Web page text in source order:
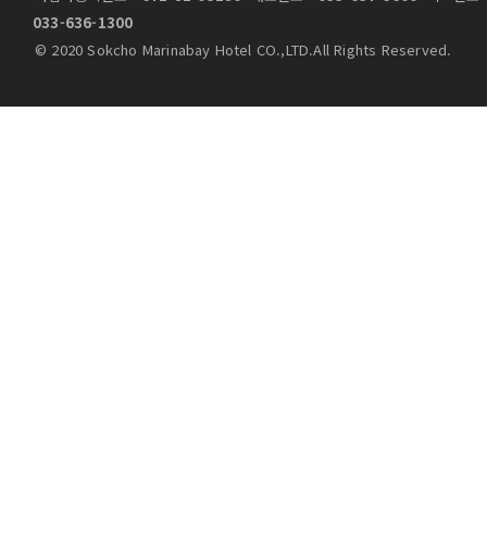
033-636-1300
© 2020 Sokcho Marinabay Hotel CO.,LTD.All Rights Reserved.